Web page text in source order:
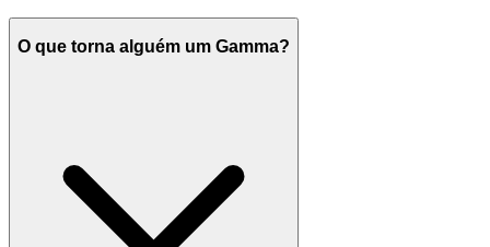
O que torna alguém um Gamma?